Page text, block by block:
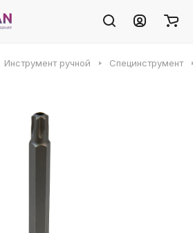
Инструмент ручной Специнструмент